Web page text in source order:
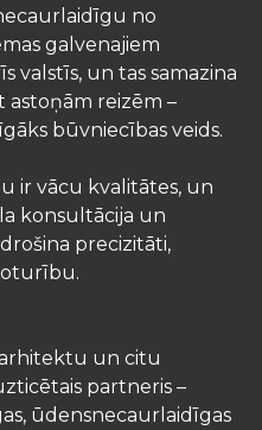
no
galvenajiem
valstīs, un tas samazina
reizēm –
būvniecības veids.
ir vācu kvalitātes, un
konsultācija un
precizitāti,
un citu
partneris –
ūdensnecaurlaidīgas